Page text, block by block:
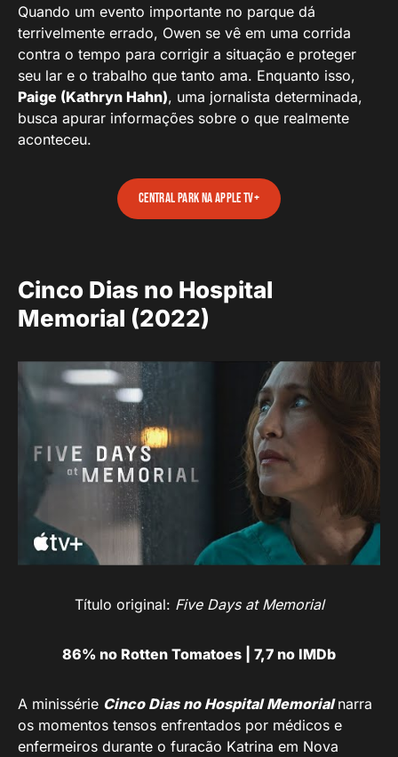
Quando um evento importante no parque dá
terrivelmente errado, Owen se vê em uma corrida
contra o tempo para corrigir a situação e proteger
seu lar e o trabalho que tanto ama. Enquanto isso,
Paige (Kathryn Hahn), uma jornalista determinada,
busca apurar informações sobre o que realmente
aconteceu.
Central Park na Apple tv+
Cinco Dias no Hospital
Memorial (2022)
Título original: Five Days at Memorial
86% no Rotten Tomatoes | 7,7 no IMDb
A minissérie Cinco Dias no Hospital Memorialnarra
os momentos tensos enfrentados por médicos e
enfermeiros durante o furacão Katrina em Nova